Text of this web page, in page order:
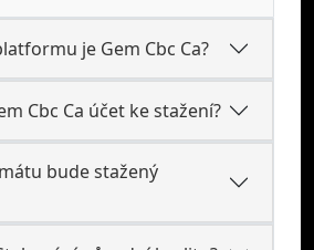
je Gem Cbc Ca?
Cbc Ca účet ke stažení?
bude stažený